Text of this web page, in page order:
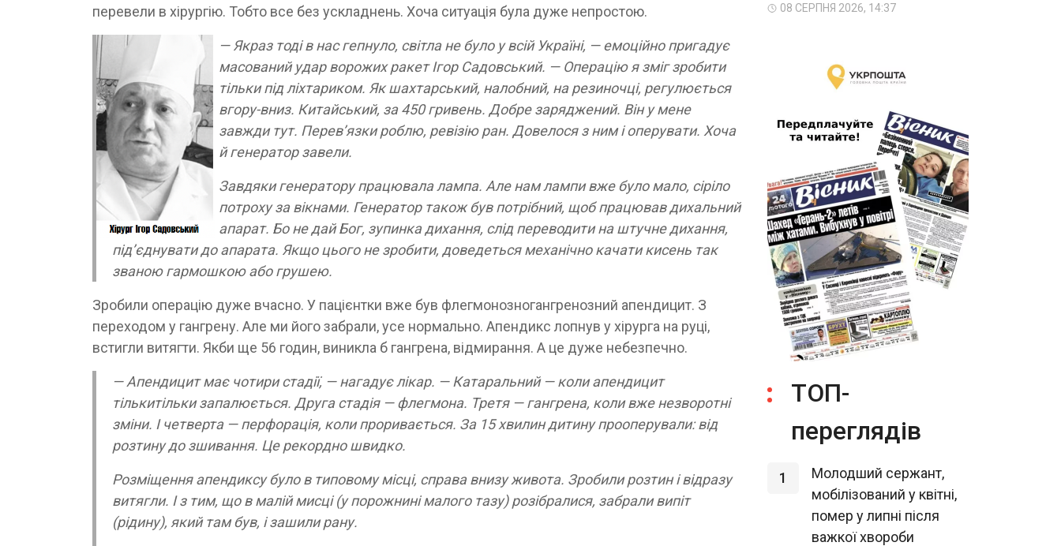
перевели в хірургію. Тобто все без ускладнень. Хоча ситуація була дуже непростою.
— Якраз тоді в нас гепнуло, світла не було у всій Україні, — емоційно пригадує
масований удар ворожих ракет Ігор Садовський. — Операцію я зміг зробити
тільки під ліхтариком. Як шахтарський, налобний, на резиночці, регулюється
вгору-вниз. Китайський, за 450 гривень. Добре заряджений. Він у мене
завжди тут. Перев’язки роблю, ревізію ран. Довелося з ним і оперувати. Хоча
й генератор завели.
Завдяки генератору працювала лампа. Але нам лампи вже було мало, сіріло
потроху за вікнами. Генератор також був потрібний, щоб працював дихальний
апарат. Бо не дай Бог, зупинка дихання, слід переводити на штучне дихання,
під’єднувати до апарата. Якщо цього не зробити, доведеться механічно качати кисень так
званою гармошкою або грушею.
Зробили операцію дуже вчасно. У пацієнтки вже був флегмонозногангренозний апендицит. З
переходом у гангрену. Але ми його забрали, усе нормально. Апендикс лопнув у хірурга на руці,
встигли витягти. Якби ще 56 годин, виникла б гангрена, відмирання. А це дуже небезпечно.
— Апендицит має чотири стадії, — нагадує лікар. — Катаральний — коли апендицит
тількитільки запалюється. Друга стадія — флегмона. Третя — гангрена, коли вже незворотні
зміни. І четверта — перфорація, коли проривається. За 15 хвилин дитину прооперували: від
розтину до зшивання. Це рекордно швидко.
Розміщення апендиксу було в типовому місці, справа внизу живота. Зробили розтин і відразу
витягли. І з тим, що в малій мисці (у порожнині малого тазу) розібралися, забрали випіт
(рідину), який там був, і зашили рану.
08 СЕРПНЯ 2026, 14:37
ТОП-
переглядів
1
Молодший сержант,
мобілізований у квітні,
помер у липні після
важкої хвороби